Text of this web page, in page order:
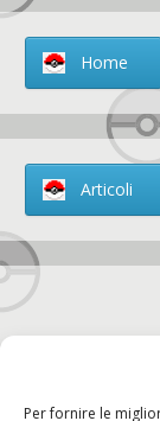
Per fornire le
Home
Articoli